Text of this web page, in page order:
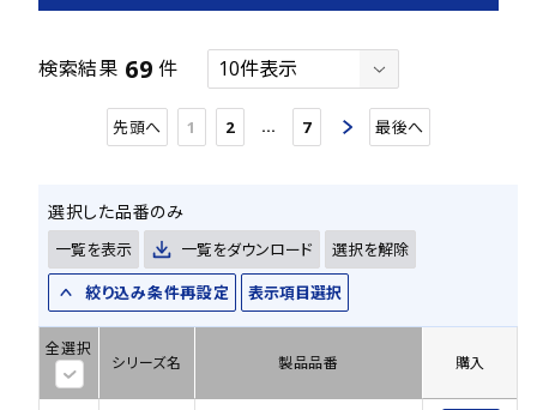
検索結果 69 件
先頭へ 1 2 … 7 最後へ
選択した品番のみ
一覧を表示 一覧をダウンロード
選択を解除
絞り込み条件再設定
表示項目選択
全選択
シリーズ名 製品品番 購入